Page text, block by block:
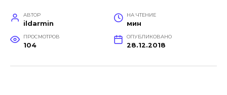
АВТОР
ildarmin
НА ЧТЕНИЕ
мин
ПРОСМОТРОВ
104
ОПУБЛИКОВАНО
28.12.2018